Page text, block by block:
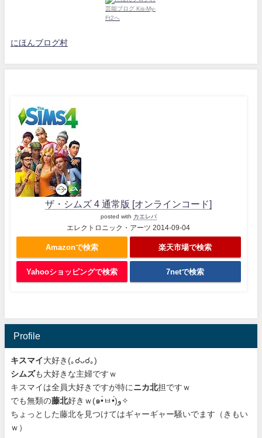
にほんブログ村
ザ・シムズ 4 通常版 [オンラインコード]
posted with カエレバ
エレクトロニック・アーツ 2014-09-04
Amazonで検索 楽天市場で検索
Yahooショッピングで検索 7netで検索
Profile
キスマイ大好き(｡☌ᴗ☌｡)
シムズも大好きな主婦ですｗ
キスマイは全員大好きですが特にニカ北担ですｗ
でも無類の藤北
好きｗ(๑•̀ㅂ•́)و✧
ちょっとした藤北を見つけてはギャーギャー騒いでます（きもい
ｗ）